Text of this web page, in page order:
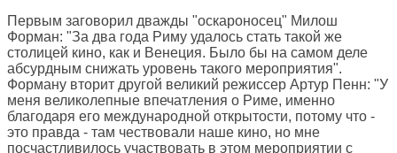
Первым заговорил дважды "оскароносец" Милош
Форман: "За два года Риму удалось стать такой же
столицей кино, как и Венеция. Было бы на самом деле
абсурдным снижать уровень такого мероприятия".
Форману вторит другой великий режиссер Артур Пенн: "У
меня великолепные впечатления о Риме, именно
благодаря его международной открытости, потому что -
это правда - там чествовали наше кино, но мне
посчастливилось участвовать в этом мероприятии с